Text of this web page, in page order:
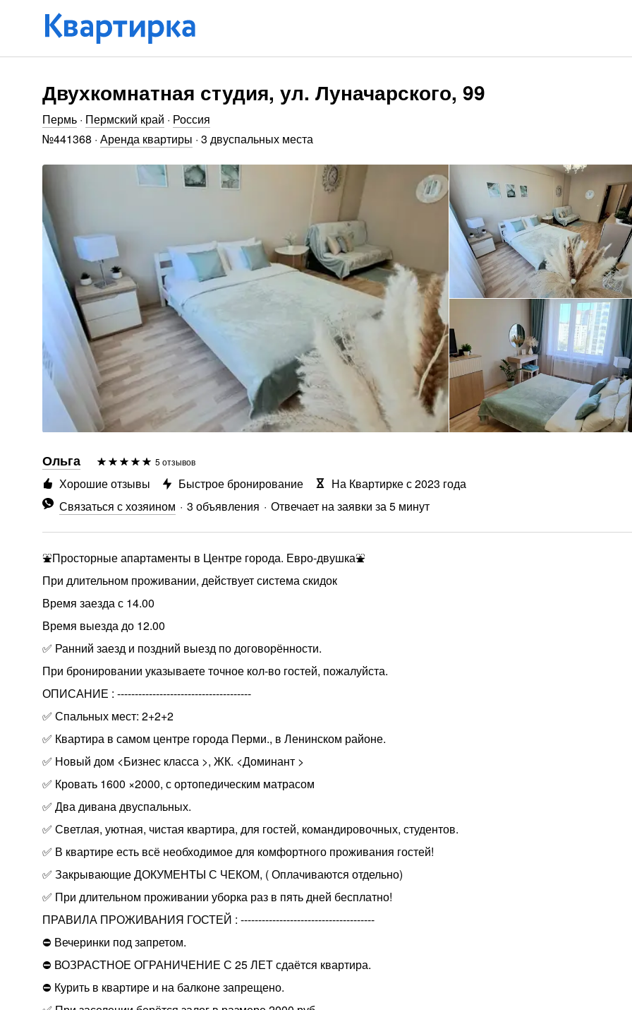
Двухкомнатная студия, ул. Луначарского, 99
Пермь · Пермский край · Россия
№441368 · Аренда квартиры · 3 двуспальных места
Ольга 5 отзывов
Связаться с хозяином 3 объявления Отвечает на заявки за 5 минут
Хорошие отзывы Быстрое бронирование На Квартирке с 2023 года
⛲Просторные апартаменты в Центре города. Евро-двушка⛲
При длительном проживании, действует система скидок
Время заезда с 14.00
Время выезда до 12.00
✅ Ранний заезд и поздний выезд по договорённости.
При бронировании указываете точное кол-во гостей, пожалуйста.
ОПИСАНИЕ : --------------------------------------
✅ Спальных мест: 2+2+2
✅ Квартира в самом центре города Перми., в Ленинском районе.
✅ Новый дом <Бизнес класса >, ЖК. <Доминант >
✅ Кровать 1600 ×2000, с ортопедическим матрасом
✅ Два дивана двуспальных.
✅ Светлая, уютная, чистая квартира, для гостей, командировочных, студентов.
✅ В квартире есть всё необходимое для комфортного проживания гостей!
✅ Закрывающие ДОКУМЕНТЫ С ЧЕКОМ, ( Оплачиваются отдельно)
✅ При длительном проживании уборка раз в пять дней бесплатно!
ПРАВИЛА ПРОЖИВАНИЯ ГОСТЕЙ : --------------------------------------
⛔️ Вечеринки под запретом.
⛔ ВОЗРАСТНОЕ ОГРАНИЧЕНИЕ С 25 ЛЕТ сдаётся квартира.
⛔ Курить в квартире и на балконе запрещено.